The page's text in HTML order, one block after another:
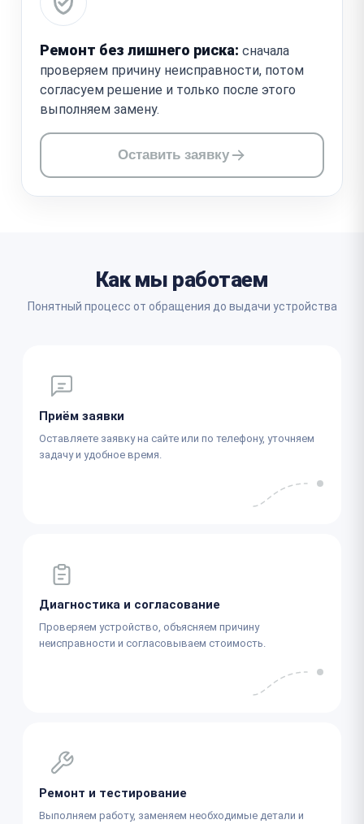
Ремонт без лишнего риска: сначала
проверяем причину неисправности, потом
согласуем решение и только после этого
выполняем замену.
Оставить заявку
Как мы работаем
Понятный процесс от обращения до выдачи устройства
Приём заявки
Оставляете заявку на сайте или по телефону, уточняем
задачу и удобное время.
Диагностика и согласование
Проверяем устройство, объясняем причину
неисправности и согласовываем стоимость.
Ремонт и тестирование
Выполняем работу, заменяем необходимые детали и